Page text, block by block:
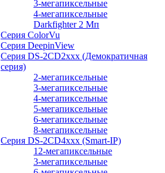
3-мегапиксельные
4-мегапиксельные
Darkfighter 2 Мп
Серия ColorVu
Серия DeepinView
Серия DS-2CD2xxx (Демократичная
серия)
2-мегапиксельные
3-мегапиксельные
4-мегапиксельные
5-мегапиксельные
6-мегапиксельные
8-мегапиксельные
Серия DS-2CD4xxx (Smart-IP)
12-мегапиксельные
3-мегапиксельные